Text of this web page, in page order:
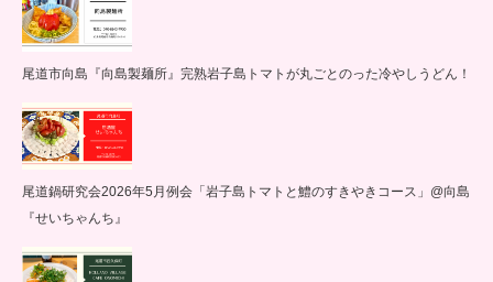
尾道市向島『向島製麺所』完熟岩子島トマトが丸ごとのった冷やしうどん！
尾道鍋研究会2026年5月例会「岩子島トマトと鱧のすきやきコース」@向島
『せいちゃんち』